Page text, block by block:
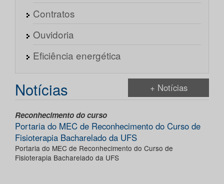
Contratos
Ouvidoria
Eficiência energética
Notícias + Notícias
Reconhecimento do curso
Portaria do MEC de Reconhecimento do Curso de
Fisioterapia Bacharelado da UFS
Portaria do MEC de Reconhecimento do Curso de
Fisioterapia Bacharelado da UFS